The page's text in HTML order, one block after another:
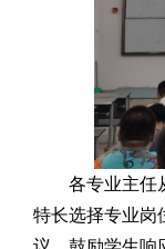
各专业主任
特长选择专业岗